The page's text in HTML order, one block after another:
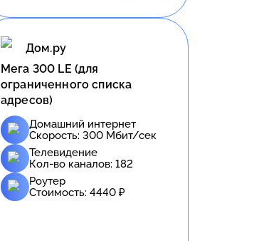
Дом.ру
Meгa 300 LE (для
ограниченного списка
адресов)
Домашний интернет
Скорость: 300 Мбит/сек
Телевидение
Кол-во каналов: 182
Роутер
Стоимость: 4440 ₽